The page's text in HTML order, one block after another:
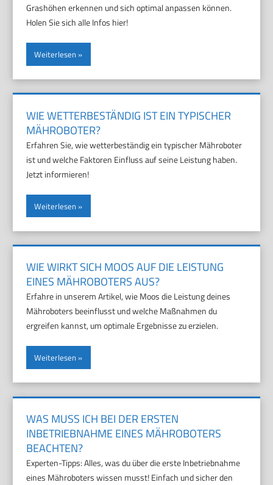
Grashöhen erkennen und sich optimal anpassen können.
Holen Sie sich alle Infos hier!
Weiterlesen
WIE WETTERBESTÄNDIG IST EIN TYPISCHER
MÄHROBOTER?
Erfahren Sie, wie wetterbeständig ein typischer Mähroboter
ist und welche Faktoren Einfluss auf seine Leistung haben.
Jetzt informieren!
Weiterlesen
WIE WIRKT SICH MOOS AUF DIE LEISTUNG
EINES MÄHROBOTERS AUS?
Erfahre in unserem Artikel, wie Moos die Leistung deines
Mähroboters beeinflusst und welche Maßnahmen du
ergreifen kannst, um optimale Ergebnisse zu erzielen.
Weiterlesen
WAS MUSS ICH BEI DER ERSTEN
INBETRIEBNAHME EINES MÄHROBOTERS
BEACHTEN?
Experten-Tipps: Alles, was du über die erste Inbetriebnahme
eines Mähroboters wissen musst! Einfach und sicher den